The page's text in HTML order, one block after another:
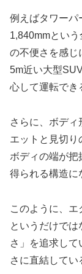
例えばタワーパ
1,840mmとい
の不便さを感じ
5m近い大型
心して運転でき
さらに、ボデ
エットと見切り
ボディの端が把
得られる構造に
このように、
というだけで
さ」を追求し
さに直結してい